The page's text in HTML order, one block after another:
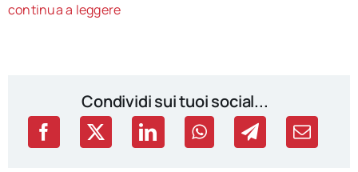
continua a leggere
Condividi sui tuoi social...